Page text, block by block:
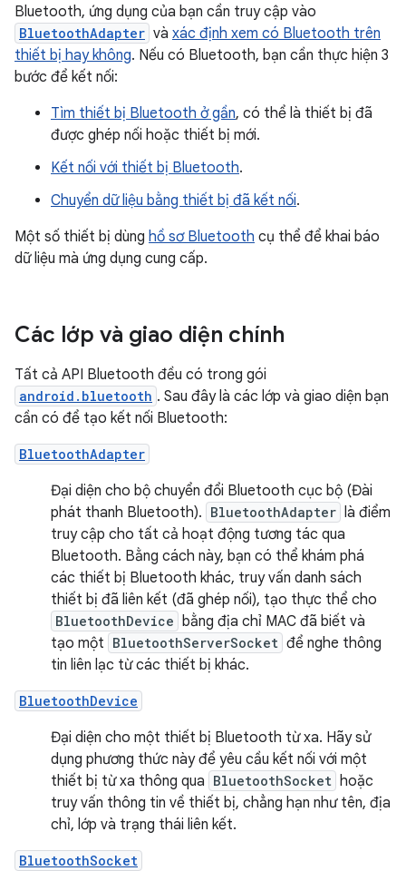
Bluetooth, ứng dụng của bạn cần truy cập vào
BluetoothAdapter và xác định xem có Bluetooth trên
thiết bị hay không. Nếu có Bluetooth, bạn cần thực hiện 3
bước để kết nối:
Tìm thiết bị Bluetooth ở gần, có thể là thiết bị đã
được ghép nối hoặc thiết bị mới.
Kết nối với thiết bị Bluetooth.
Chuyển dữ liệu bằng thiết bị đã kết nối.
Một số thiết bị dùng hồ sơ Bluetooth cụ thể để khai báo
dữ liệu mà ứng dụng cung cấp.
Các lớp và giao diện chính
Tất cả API Bluetooth đều có trong gói
android.bluetooth . Sau đây là các lớp và giao diện bạn
cần có để tạo kết nối Bluetooth:
BluetoothAdapter
Đại diện cho bộ chuyển đổi Bluetooth cục bộ (Đài
phát thanh Bluetooth). BluetoothAdapter là điểm
truy cập cho tất cả hoạt động tương tác qua
Bluetooth. Bằng cách này, bạn có thể khám phá
các thiết bị Bluetooth khác, truy vấn danh sách
thiết bị đã liên kết (đã ghép nối), tạo thực thể cho
BluetoothDevice bằng địa chỉ MAC đã biết và
tạo một BluetoothServerSocket để nghe thông
tin liên lạc từ các thiết bị khác.
BluetoothDevice
Đại diện cho một thiết bị Bluetooth từ xa. Hãy sử
dụng phương thức này để yêu cầu kết nối với một
thiết bị từ xa thông qua BluetoothSocket hoặc
truy vấn thông tin về thiết bị, chẳng hạn như tên, địa
chỉ, lớp và trạng thái liên kết.
BluetoothSocket